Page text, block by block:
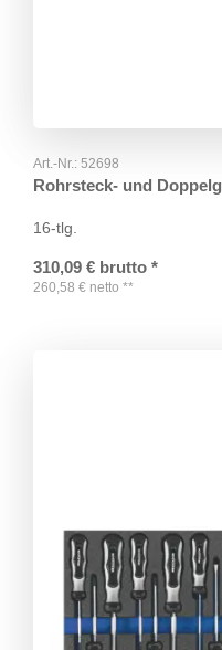
Art.-Nr.: 52698
Rohrsteck- und
16-tlg.
310,09 € brutto *
260,58 € netto **